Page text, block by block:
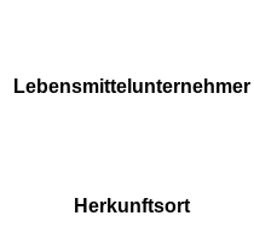
Lebensmittelunternehmer
Herkunftsort